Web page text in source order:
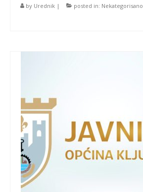
by Urednik | posted in: Nekategorisano